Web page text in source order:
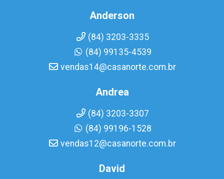
Anderson
(84) 3203-3335
(84) 99135-4539
vendas14@casanorte.com.br
Andrea
(84) 3203-3307
(84) 99196-1528
vendas12@casanorte.com.br
David